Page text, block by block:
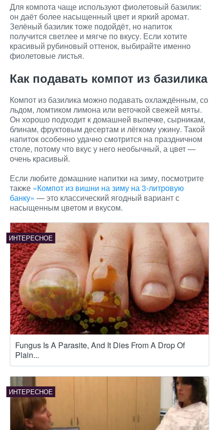
Для компота чаще используют фиолетовый базилик:
он даёт более насыщенный цвет и яркий аромат.
Зелёный базилик тоже подойдёт, но напиток
получится светлее и мягче по вкусу. Если хотите
красивый рубиновый оттенок, выбирайте именно
фиолетовые листья.
Как подавать компот из базилика
Компот из базилика можно подавать охлаждённым, со
льдом, ломтиком лимона или веточкой свежей мяты.
Он хорошо подходит к домашней выпечке, сырникам,
блинам, фруктовым десертам и лёгкому ужину. Такой
напиток особенно удачно смотрится на праздничном
столе, потому что вкус у него необычный, а цвет —
очень красивый.
Если любите домашние напитки на зиму, посмотрите
также «Компот из вишни на зиму на 3-литровую
банку» — это классический ягодный вариант с
насыщенным цветом и вкусом.
Fungus Is A Parasite, And It Dies From A Drop Of
Plain...